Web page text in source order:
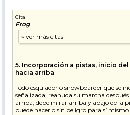
Cita
Frog
5. Incorporación a pistas, inicio
hacia arriba
Todo esquiador o snowboarder que se
señalizada, reanuda su marcha
arriba, debe mirar arriba y abajo de la
puede hacerlo sin peligro para sí